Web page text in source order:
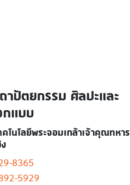
าปัตยกรรม ศิลปะและ
กแบบ
โนโลยีพระจอมเกล้าเจ้าคุณทหาร
8365
5929